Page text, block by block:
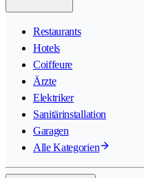
Restaurants
Hotels
Coiffeure
Ärzte
Elektriker
Sanitärinstallation
Garagen
Alle Kategorien